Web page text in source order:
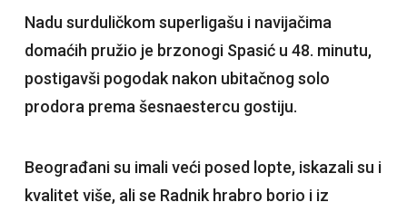
Nadu surduličkom superligašu i navijačima
domaćih pružio je brzonogi Spasić u 48. minutu,
postigavši pogodak nakon ubitačnog solo
prodora prema šesnaestercu gostiju.
Beograđani su imali veći posed lopte, iskazali su i
kvalitet više, ali se Radnik hrabro borio i iz